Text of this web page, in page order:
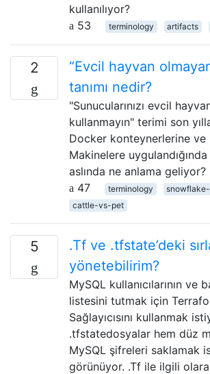
kullanılıyor?
53
terminology artifacts
2
“Evcil hayvan olmayan
tanımı nedir?
"Sunucularınızı evcil
kullanmayın" terimi son
Docker konteynerlerine ve
Makinelere
aslında ne anlama geliyor?
47
terminology
cattle-vs-pet
5
.Tf ve .tfstate’deki
yönetebilirim?
MySQL kullanıcılarının ve
listesini tutmak için
Sağlayıcısını kullanmak
.tfstatedosyalar hem düz
MySQL şifreleri saklamak
görünüyor. .Tf ile ilgili